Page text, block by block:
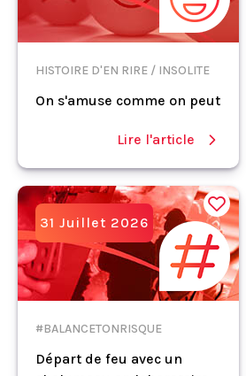
HISTOIRE D'EN RIRE / INSOLITE
On s'amuse comme on peut
Lire l'article
31 Juillet 2026
#BALANCETONRISQUE
Départ de feu avec un